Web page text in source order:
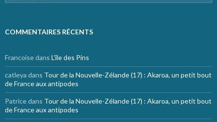
COMMENTAIRES RÉCENTS
Francoisedans L’île des Pins
catleya dans Tour de la Nouvelle-Zélande (17) : Akaroa, un petit bout
de France aux antipodes
Patricedans Tour de la Nouvelle-Zélande (17) : Akaroa, un petit bout
de France aux antipodes